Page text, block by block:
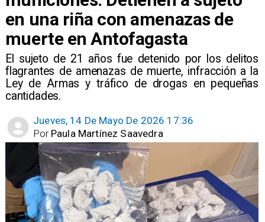
en una riña con amenazas de
muerte en Antofagasta
El sujeto de 21 años fue detenido por los delitos
flagrantes de amenazas de muerte, infracción a la
Ley de Armas y tráfico de drogas en pequeñas
cantidades.
Jueves, 14 De Mayo De 2026 17:36
Paula Martínez Saavedra
Por